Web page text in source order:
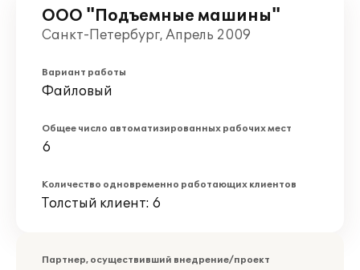
ООО "Подъемные машины"
Санкт-Петербург, Апрель 2009
Вариант работы
Файловый
Общее число автоматизированных рабочих мест
6
Количество одновременно работающих клиентов
Толстый клиент: 6
Партнер, осуществивший внедрение/проект